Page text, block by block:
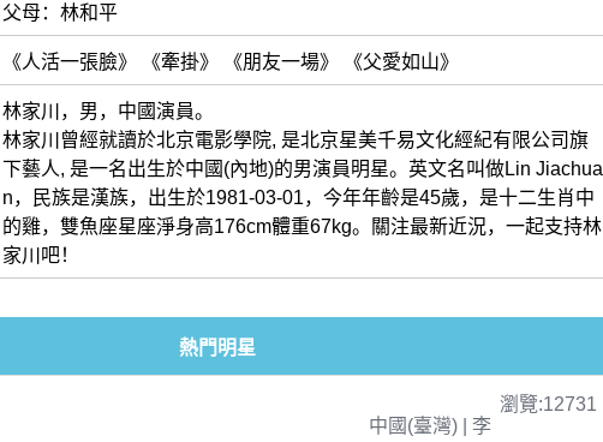
父母：林和平
《人活一張臉》 《牽掛》 《朋友一場》 《父愛如山》
林家川，男，中國演員。
林家川曾經就讀於北京電影學院, 是北京星美千易文化經紀有限公司旗
下藝人, 是一名出生於中國(內地)的男演員明星。英文名叫做Lin Jiachua
n，民族是漢族，出生於1981-03-01，今年年齡是45歲，是十二生肖中
的雞，雙魚座星座淨身高176cm體重67kg。關注最新近況，一起支持林
家川吧！
熱門明星
瀏覽:12731
中國(臺灣) | 李